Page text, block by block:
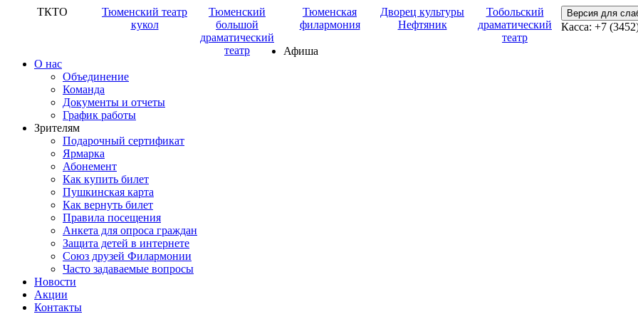
ТКТО
Тюменский театр
кукол
Тюменский
большой
драматический
театр
Тюменская
филармония
Дворец культуры
Нефтяник
Тобольский
драматический
театр
Версия для
Касса: +7
Афиша
О нас
Объединение
Команда
Документы и отчеты
График работы
Зрителям
Подарочный сертификат
Ярмарка
Абонемент
Как купить билет
Пушкинская карта
Как вернуть билет
Правила посещения
Анкета для опроса граждан
Защита детей в интернете
Союз друзей Филармонии
Часто задаваемые вопросы
Новости
Акции
Контакты